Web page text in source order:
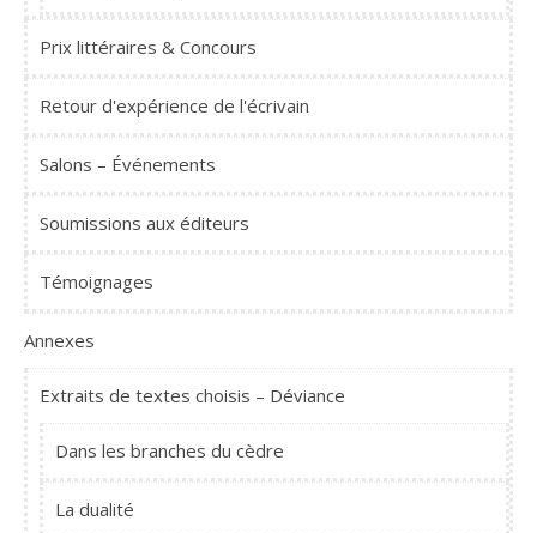
Prix littéraires & Concours
Retour d'expérience de l'écrivain
Salons – Événements
Soumissions aux éditeurs
Témoignages
Annexes
Extraits de textes choisis – Déviance
Dans les branches du cèdre
La dualité